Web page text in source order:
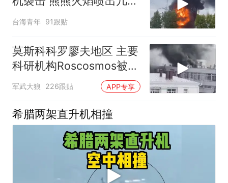
米高
台海青年 91跟贴
莫斯科科罗廖夫地区 主要
科研机构Roscosmos被击
中爆炸起火
军武大狼 226跟贴 APP专享
希腊两架直升机相撞